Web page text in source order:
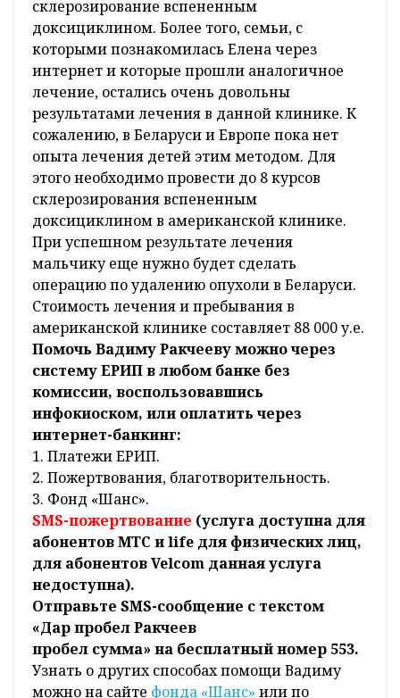
состояние мальчика нестабильное, ему
необходимо дальнейшее лечение. Семья
Вадима приняла решение во что бы то ни
стало найти способ вылечить мальчика,
поэтому мама Вадима занялась поиском
новых возможностей для лечения
заболевания сына.
Елене удалось выяснить, что в клинике
Nationwide Children's Hospital, г. Колумбус,
США, детям с диагнозом лимфангиома
успешно проводят такую процедуру, как
склерозирование вспененным
доксициклином. Более того, семьи, с
которыми познакомилась Елена через
интернет и которые прошли аналогичное
лечение, остались очень довольны
результатами лечения в данной клинике. К
сожалению, в Беларуси и Европе пока нет
опыта лечения детей этим методом. Для
этого необходимо провести до 8 курсов
склерозирования вспененным
доксициклином в американской клинике.
При успешном результате лечения
мальчику еще нужно будет сделать
операцию по удалению опухоли в Беларуси.
Стоимость лечения и пребывания в
американской клинике составляет 88 000 у.е.
Помочь Вадиму Ракчееву можно через
систему ЕРИП в любом банке без
комиссии, воспользовавшись
инфокиоском, или оплатить через
интернет-банкинг: